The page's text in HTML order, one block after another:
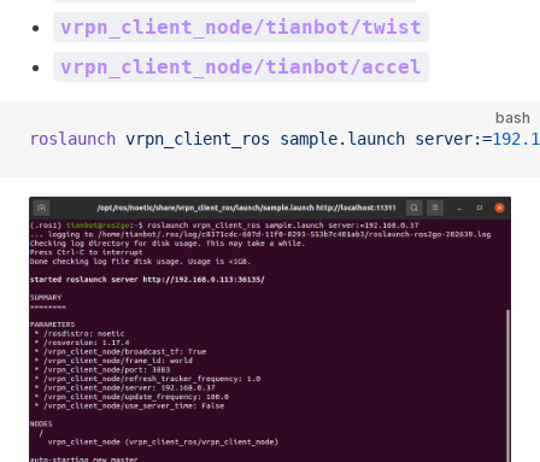
vrpn_client_node/tianbot/twist
vrpn_client_node/tianbot/accel
bash
roslaunch vrpn_client_ros sample.launch server:=